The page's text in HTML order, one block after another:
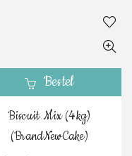
Bestel
Biscuit Mix (4kg)
(BrandNewCake)